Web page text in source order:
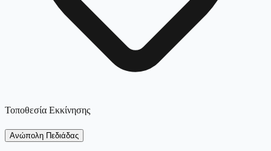
Τοποθεσία Εκκίνησης
Ανώπολη Πεδιάδας